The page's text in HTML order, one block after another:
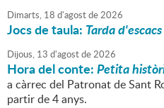
Dimarts, 18 d'agostde2026
Jocs de taula: Tarda d'escacs
Dijous, 13 d'agostde2026
Hora del conte:Petita
a càrrec del Patronat de Sant
partir de 4 anys.